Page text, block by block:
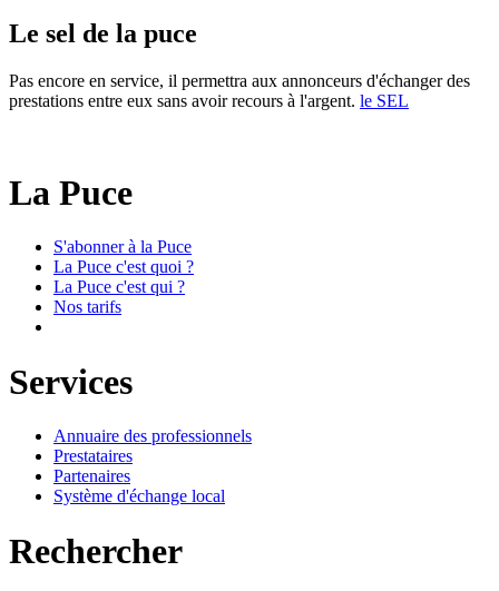
Le sel de la puce
Pas encore en service, il permettra aux annonceurs d'échanger des
prestations entre eux sans avoir recours à l'argent. le SEL
La Puce
S'abonner à la Puce
La Puce c'est quoi ?
La Puce c'est qui ?
Nos tarifs
Services
Annuaire des professionnels
Prestataires
Partenaires
Système d'échange local
Rechercher